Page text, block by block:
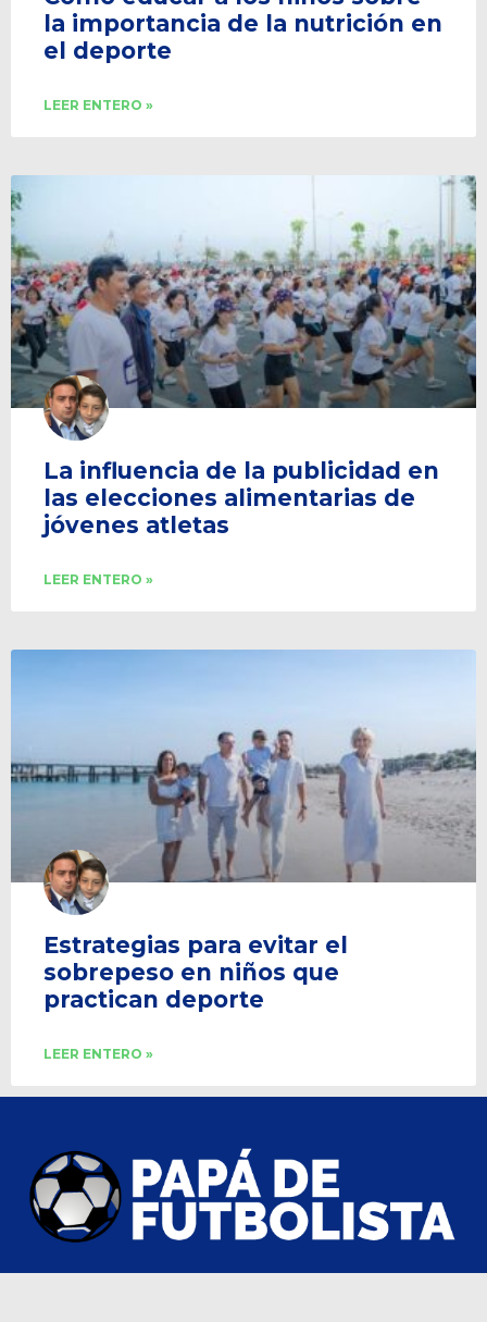
la importancia de la nutrición en
el deporte
LEER ENTERO »
La influencia de la publicidad en
las elecciones alimentarias de
jóvenes atletas
LEER ENTERO »
Estrategias para evitar el
sobrepeso en niños que
practican deporte
LEER ENTERO »